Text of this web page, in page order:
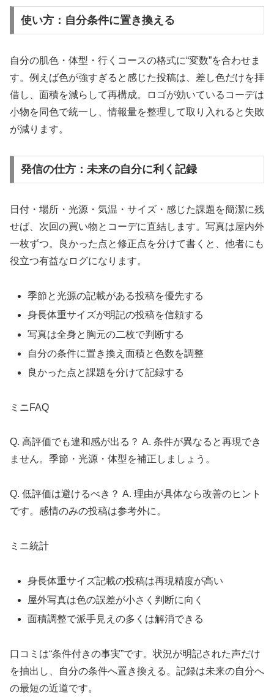
使い方：自分条件に置き換える
自分の肌色・体型・行くコースの格式に“変数”を合わせま
す。例えば色が強すぎると感じた投稿は、差し色だけを拝
借し、面積を減らして再構成。ロゴが効いているコーデは
小物を同色で統一し、情報量を整理して取り入れると失敗
が減ります。
発信の仕方：未来の自分に利く記録
日付・場所・光源・気温・サイズ・感じた課題を簡潔に残
せば、次回の買い物とコーデに直結します。写真は屋内外
一枚ずつ。良かった点と修正点を分けて書くと、他者にも
役立つ有益なログになります。
季節と光源の記載がある投稿を優先する
身長体重サイズが明記の投稿を信頼する
写真は全身と胸元の二枚で判断する
自分の条件に置き換え面積と色数を調整
良かった点と課題を分けて記録する
ミニFAQ
Q. 高評価でも違和感が出る？ A. 条件が異なると再現でき
ません。季節・光源・体型を補正しましょう。
Q. 低評価は避けるべき？ A. 理由が具体なら改善のヒント
です。感情のみの投稿は参考外に。
ミニ統計
身長体重サイズ記載の投稿は再現精度が高い
屋外写真は色の誤差が小さく判断に向く
面積調整で派手見えの多くは解消できる
口コミは“条件付きの事実”です。状況が明記された声だけ
を抽出し、自分の条件へ置き換える。記録は未来の自分へ
の最短の近道です。